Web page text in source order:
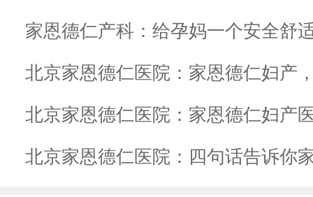
家恩德仁产科：给孕妈一个安全舒
北京家恩德仁医院：家恩德仁妇产
北京家恩德仁医院：四句话告诉你